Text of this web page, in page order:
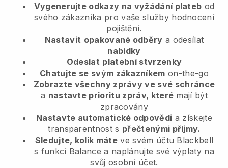
Vygenerujte odkazy na vyžádání plateb od
svého zákazníka pro vaše služby hodnocení
pojištění.
Nastavit opakované odběry a odesílat
nabídky
Odeslat platební stvrzenky
Chatujte se svým zákazníkem on-the-go
Zobrazte všechny zprávy ve své schránce
a nastavte prioritu zpráv, které mají být
zpracovány
Nastavte automatické odpovědi a získejte
transparentnost s přečtenými příjmy.
Sledujte, kolik máte ve svém účtu Blackbell
s funkcí Balance a naplánujte své výplaty na
svůj osobní účet.